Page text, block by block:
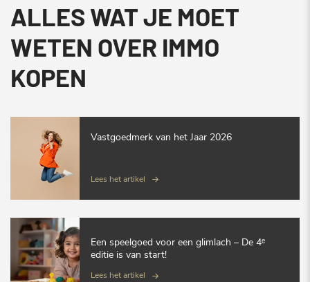
ALLES WAT JE MOET
WETEN OVER IMMO
KOPEN
Vastgoedmerk van het Jaar 2026
Lees het artikel
Een speelgoed voor een glimlach – De 4ᵉ
editie is van start!
Lees het artikel